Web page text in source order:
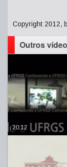
Copyright 2012,
Outros
20:12